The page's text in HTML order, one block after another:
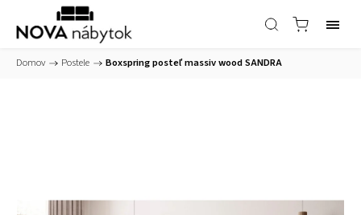
Domov / Postele / Boxspring posteľ massiv wood SANDRA